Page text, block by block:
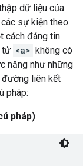
dữ liệu của
sự kiện theo
cách đáng tin
tử <a> không có
năng như những
liên kết
pháp:
pháp)